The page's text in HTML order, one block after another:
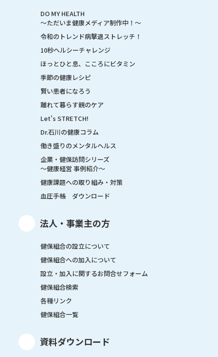
DO MY HEALTH
～ただいま健康メディア制作中！～
令和のトレンド病撃退ストレッチ！
10秒ヘルシーチャレンジ
ほっとひと息、こころにビタミン
季節の健康レシピ
賢い患者になろう
離れて暮らす親のケア
Let's STRETCH!
Dr.石川の健康コラム
働き盛りのメンタルヘルス
企業・健保訪問シリーズ
～健康経営 事例紹介～
健康課題への取り組み・対策
血圧手帳 ダウンロード
法人・事業主の方
健保組合の設立について
健保組合への加入について
設立・加入に関するお問合せフォーム
健保組合検索
各種リンク
健保組合一覧
資料ダウンロード